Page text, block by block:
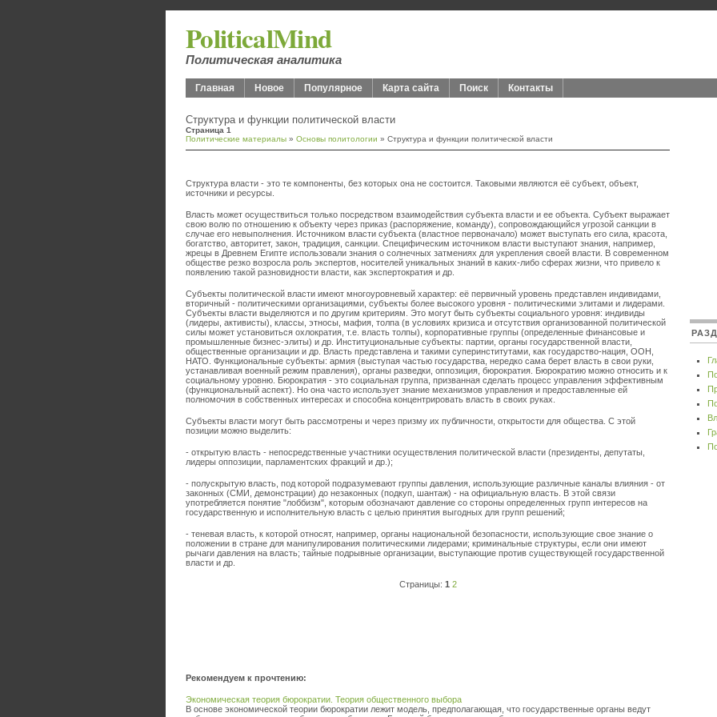
PoliticalMind
Политическая аналитика
Главная Новое Популярное Карта сайта Поиск Контакты
Структура и функции политической власти
Страница 1
Политические материалы » Основы политологии » Структура и функции политической власти
Структура власти - это те компоненты, без которых она не состоится. Таковыми являются её субъект, объект,
источники и ресурсы.
Власть может осуществиться только посредством взаимодействия субъекта власти и ее объекта. Субъект выражает
свою волю по отношению к объекту через приказ (распоряжение, команду), сопровождающийся угрозой санкции в
случае его невыполнения. Источником власти субъекта (властное первоначало) может выступать его сила, красота,
богатство, авторитет, закон, традиция, санкции. Специфическим источником власти выступают знания, например,
жрецы в Древнем Египте использовали знания о солнечных затмениях для укрепления своей власти. В современном
обществе резко возросла роль экспертов, носителей уникальных знаний в каких-либо сферах жизни, что привело к
появлению такой разновидности власти, как экспертократия и др.
Субъекты политической власти имеют многоуровневый характер: её первичный уровень представлен индивидами,
вторичный - политическими организациями, субъекты более высокого уровня - политическими элитами и лидерами.
Субъекты власти выделяются и по другим критериям. Это могут быть субъекты социального уровня: индивиды
(лидеры, активисты), классы, этносы, мафия, толпа (в условиях кризиса и отсутствия организованной политической
силы может установиться охлократия, т.е. власть толпы), корпоративные группы (определенные финансовые и
промышленные бизнес-элиты) и др. Институциональные субъекты: партии, органы государственной власти,
общественные организации и др. Власть представлена и такими суперинститутами, как государство-нация, ООН,
НАТО. Функциональные субъекты: армия (выступая частью государства, нередко сама берет власть в свои руки,
устанавливая военный режим правления), органы разведки, оппозиция, бюрократия. Бюрократию можно относить и к
социальному уровню. Бюрократия - это социальная группа, призванная сделать процесс управления эффективным
(функциональный аспект). Но она часто использует знание механизмов управления и предоставленные ей
полномочия в собственных интересах и способна концентрировать власть в своих руках.
Субъекты власти могут быть рассмотрены и через призму их публичности, открытости для общества. С этой
позиции можно выделить:
- открытую власть - непосредственные участники осуществления политической власти (президенты, депутаты,
лидеры оппозиции, парламентских фракций и др.);
- полускрытую власть, под которой подразумевают группы давления, использующие различные каналы влияния - от
законных (СМИ, демонстрации) до незаконных (подкуп, шантаж) - на официальную власть. В этой связи
употребляется понятие "лоббизм", которым обозначают давление со стороны определенных групп интересов на
государственную и исполнительную власть с целью принятия выгодных для групп решений;
- теневая власть, к которой относят, например, органы национальной безопасности, использующие свое знание о
положении в стране для манипулирования политическими лидерами; криминальные структуры, если они имеют
рычаги давления на власть; тайные подрывные организации, выступающие против существующей государственной
власти и др.
Страницы: 1 2
Рекомендуем к прочтению:
Экономическая теория бюрократии. Теория общественного выбора
В основе экономической теории бюрократии лежит модель, предполагающая, что государственные органы ведут